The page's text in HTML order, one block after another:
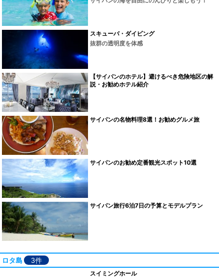
スキューバ・ダイビング
抜群の透明度を体感
【サイパンのホテル】避けるべき危険地区の解
説・お勧めホテル紹介
サイパンの名物料理8選！お勧めグルメ旅
サイパンのお勧め定番観光スポット10選
サイパン旅行6泊7日の予算とモデルプラン
ロタ島 3件
スイミングホール